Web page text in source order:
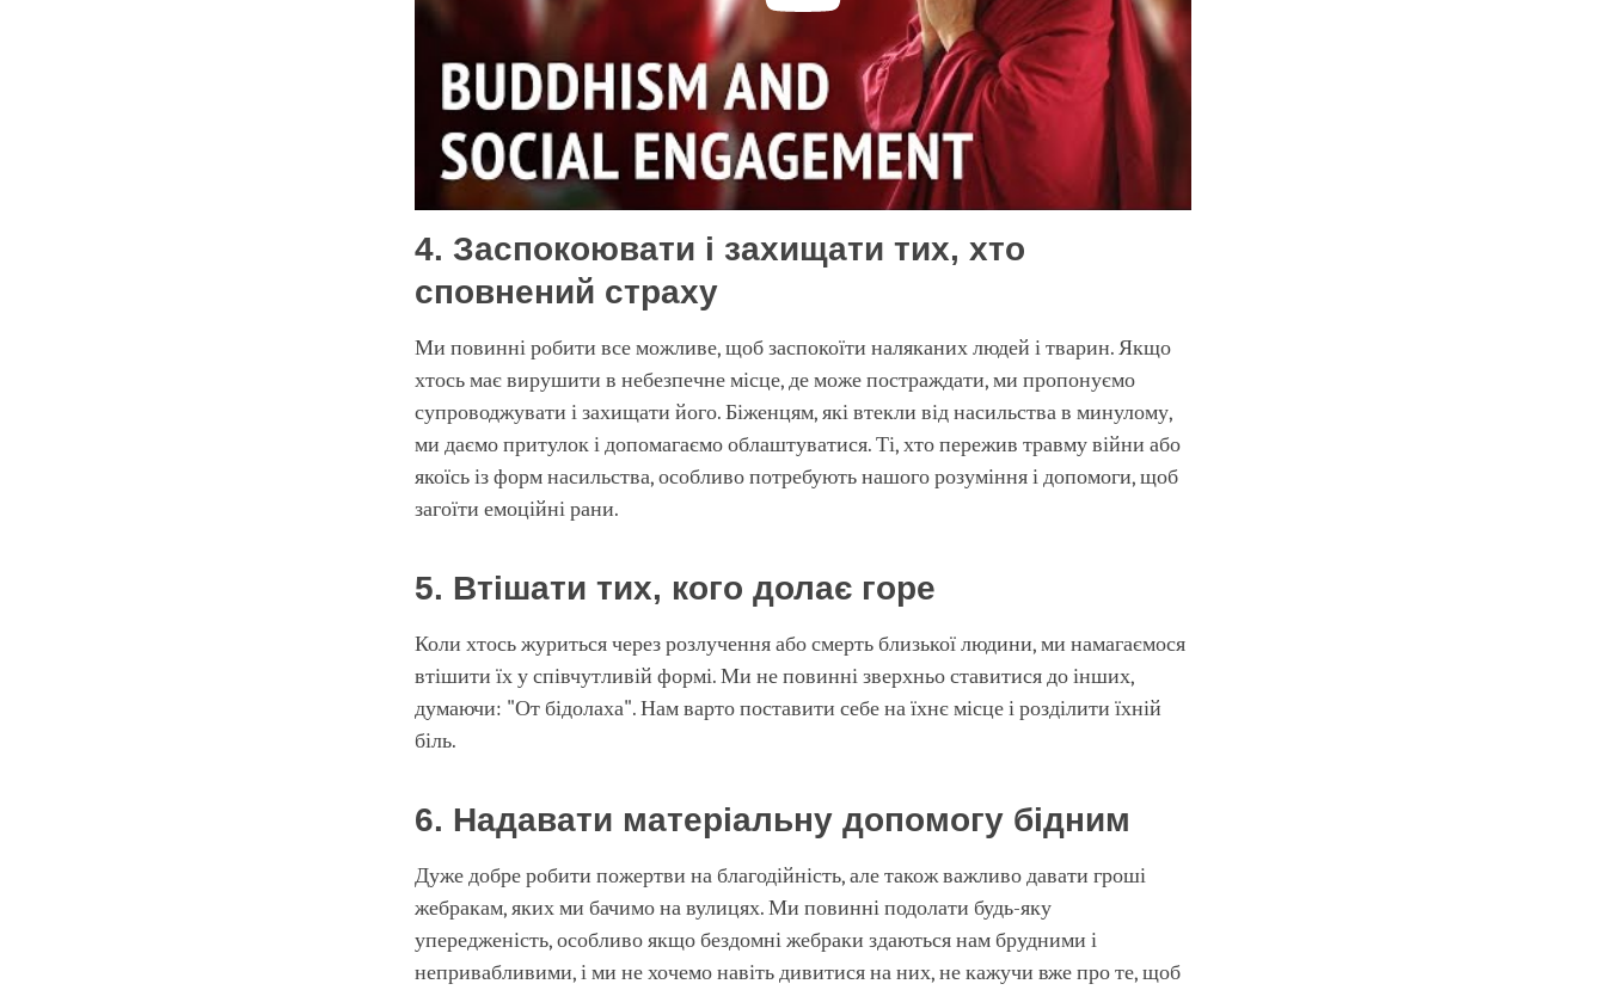
4. Заспокоювати і захищати тих, хто
сповнений страху
Ми повинні робити все можливе, щоб заспокоїти наляканих людей і тварин. Якщо
хтось має вирушити в небезпечне місце, де може постраждати, ми пропонуємо
супроводжувати і захищати його. Біженцям, які втекли від насильства в минулому,
ми даємо притулок і допомагаємо облаштуватися. Ті, хто пережив травму війни або
якоїсь із форм насильства, особливо потребують нашого розуміння і допомоги, щоб
загоїти емоційні рани.
5. Втішати тих, кого долає горе
Коли хтось журиться через розлучення або смерть близької людини, ми намагаємося
втішити їх у співчутливій формі. Ми не повинні зверхньо ставитися до інших,
думаючи: "От бідолаха". Нам варто поставити себе на їхнє місце і розділити їхній
біль.
6. Надавати матеріальну допомогу бідним
Дуже добре робити пожертви на благодійність, але також важливо давати гроші
жебракам, яких ми бачимо на вулицях. Ми повинні подолати будь-яку
упередженість, особливо якщо бездомні жебраки здаються нам брудними і
непривабливими, і ми не хочемо навіть дивитися на них, не кажучи вже про те, щоб